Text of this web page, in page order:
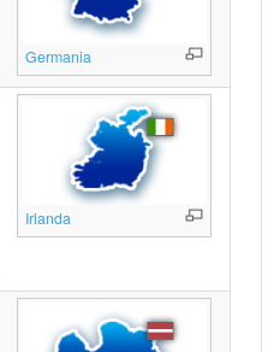
Germania
Irlanda